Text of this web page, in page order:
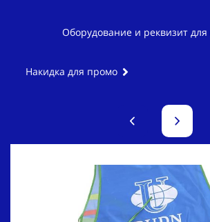
Оборудование и реквизит
Накидка для промо